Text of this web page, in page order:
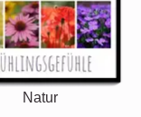
Natur